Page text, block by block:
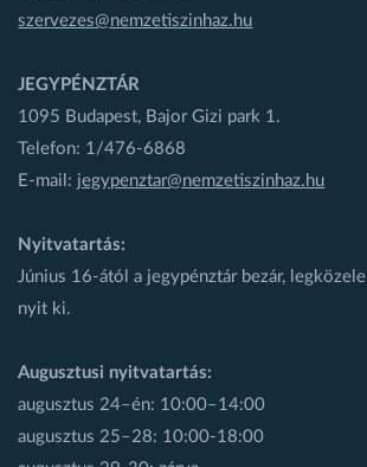
szervezes@nemzetiszinhaz.hu
JEGYPÉNZTÁR
1095 Budapest, Bajor Gizi park 1.
Telefon: 1/476-6868
E-mail: jegypenztar@nemzetiszinhaz.hu
Nyitvatartás:
Június 16-ától a jegypénztár bezár,
nyit ki.
Augusztusi nyitvatartás:
augusztus 24–én: 10:00–14:00
augusztus 25–28: 10:00-18:00